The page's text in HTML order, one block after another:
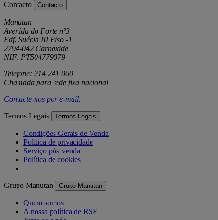
Contacto Contacto
Manutan
Avenida do Forte nº3
Edf. Suécia III Piso -1
2794-042 Carnaxide
NIF: PT504779079
Telefone: 214 241 060
Chamada para rede fixa nacional
Contacte-nos pore-mail.
Termos Legais Termos Legais
Condições Gerais de Venda
Política de privacidade
Serviço pós-venda
Política de cookies
Grupo Manutan Grupo Manutan
Quem somos
A nossa política de RSE